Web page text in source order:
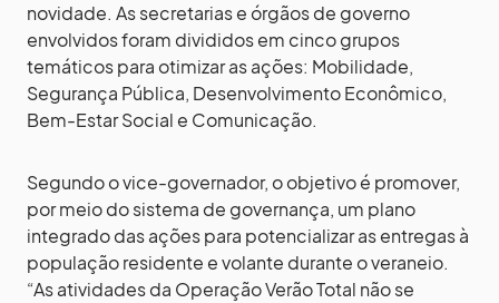
novidade. As secretarias e órgãos de governo
envolvidos foram divididos em cinco grupos
temáticos para otimizar as ações: Mobilidade,
Segurança Pública, Desenvolvimento Econômico,
Bem-Estar Social e Comunicação.
Segundo o vice-governador, o objetivo é promover,
por meio do sistema de governança, um plano
integrado das ações para potencializar as entregas à
população residente e volante durante o veraneio.
“As atividades da Operação Verão Total não se